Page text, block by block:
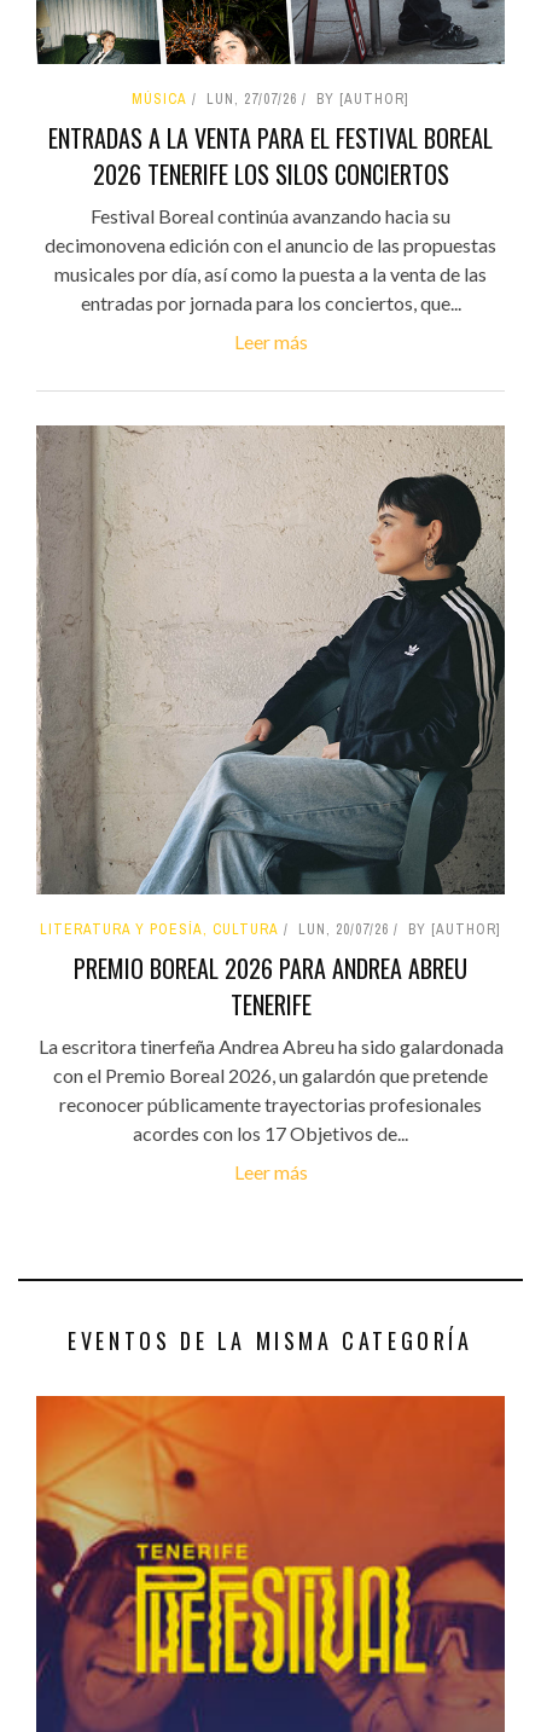
MÚSICA LUN, 27/07/26 BY [AUTHOR]
ENTRADAS A LA VENTA PARA EL FESTIVAL BOREAL
2026 TENERIFE LOS SILOS CONCIERTOS
Festival Boreal continúa avanzando hacia su
decimonovena edición con el anuncio de las propuestas
musicales por día, así como la puesta a la venta de las
entradas por jornada para los conciertos, que...
Leer más
LITERATURA Y POESÍA, CULTURA LUN, 20/07/26 BY [AUTHOR]
PREMIO BOREAL 2026 PARA ANDREA ABREU
TENERIFE
La escritora tinerfeña Andrea Abreu ha sido galardonada
con el Premio Boreal 2026, un galardón que pretende
reconocer públicamente trayectorias profesionales
acordes con los 17 Objetivos de...
Leer más
EVENTOS DE LA MISMA CATEGORÍA